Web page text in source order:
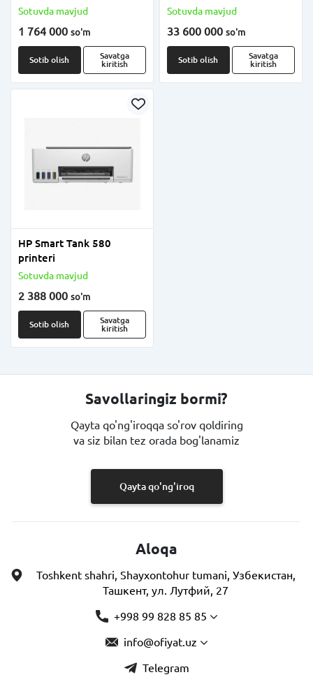
Sotuvda mavjud
1 764 000 so'm
Sotib olish
Savatga
kiritish
rangli lazerli MFU
sah/daqiqa, Duplex,
Tarmoqli, Wi-Fi)
Sotuvda mavjud
33 600 000 so'm
Sotib olish
Savatga
kiritish
HP Smart Tank 580
printeri
Sotuvda mavjud
2 388 000 so'm
Sotib olish
Savatga
kiritish
Savollaringiz bormi?
Qayta qo'ng'iroqqa so'rov qoldiring
va siz bilan tez orada bog'lanamiz
Qayta qo'ng'iroq
Aloqa
Toshkent shahri, Shayxontohur tumani, Узбекистан,
Ташкент, ул. Лутфий, 27
+998 99 828 85 85
info@ofiyat.uz
Telegram